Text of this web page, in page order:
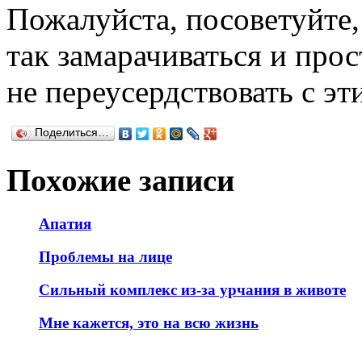
Пожалуйста,
так замарачиваться и
не переусердствовать с
Поделиться…
Похожие записи
Апатия
Проблемы на лице
Сильный комплекс из-за урчания в животе
Мне кажется, это на всю жизнь